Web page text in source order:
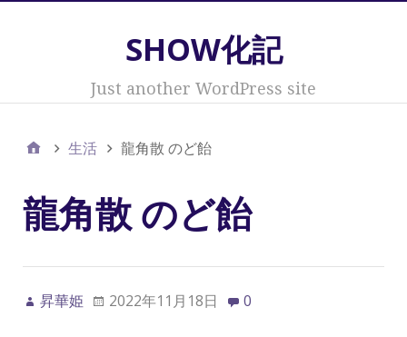
SHOW化記
Just another WordPress site
生活 龍角散 のど飴
龍角散 のど飴
昇華姫 2022年11月18日 0